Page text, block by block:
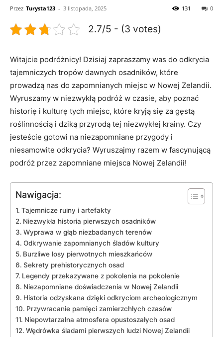
Przez Turysta123 - 3 listopada, 2025 0
131
2.7/5 - (3 votes)
Witajcie podróżnicy! Dzisiaj zapraszamy was do odkrycia
tajemniczych tropów dawnych osadników, które
prowadzą nas do zapomnianych miejsc w ​Nowej Zelandii.
‌Wyruszamy w niezwykłą podróż w czasie, aby ‍poznać
historię i⁣ kulturę tych ⁣miejsc, które kryją się za gęstą
roślinnością i dziką przyrodą tej niezwykłej krainy. Czy
jesteście gotowi na niezapomniane ‍przygody i
⁢niesamowite odkrycia? Wyruszajmy razem w fascynującą⁢
podróż przez zapomniane ⁣miejsca Nowej Zelandii!
Nawigacja:
Tajemnicze ruiny i artefakty
Niezwykła historia pierwszych osadników
Wyprawa w głąb niezbadanych terenów
Odkrywanie zapomnianych śladów kultury
Burzliwe losy pierwotnych mieszkańców
Sekrety prehistorycznych osad
Legendy‍ przekazywane z⁣ pokolenia na pokolenie
Niezapomniane doświadczenia w Nowej Zelandii
Historia⁢ odzyskana dzięki odkryciom archeologicznym
Przywracanie pamięci zamierzchłych czasów
Niepowtarzalna atmosfera opustoszałych osad
Wędrówka‌ śladami‌ pierwszych⁣ ludzi Nowej ⁣Zelandii